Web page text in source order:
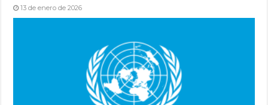
13 de enero de 2026